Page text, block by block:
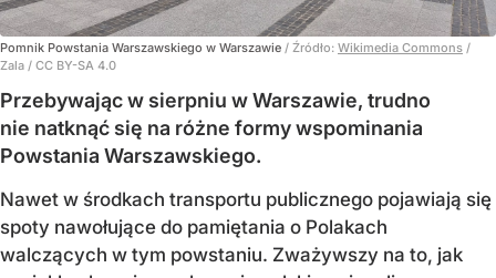
Pomnik Powstania Warszawskiego w Warszawie / Źródło: Wikimedia Commons /
Zala / CC BY-SA 4.0
Przebywając w sierpniu w Warszawie, trudno
nie natknąć się na różne formy wspominania
Powstania Warszawskiego.
Nawet w środkach transportu publicznego pojawiają się
spoty nawołujące do pamiętania o Polakach
walczących w tym powstaniu. Zważywszy na to, jak